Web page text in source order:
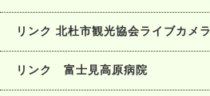
リンク 北杜市観光協会ライブカメラ
リンク 富士見高原病院